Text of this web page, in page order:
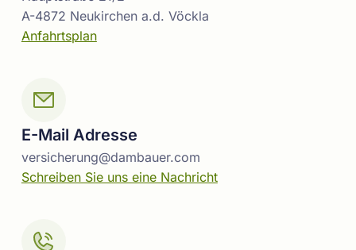
A-4872 Neukirchen a.d. Vöckla
Anfahrtsplan
E-Mail Adresse
versicherung@dambauer.com
Schreiben Sie uns eine Nachricht